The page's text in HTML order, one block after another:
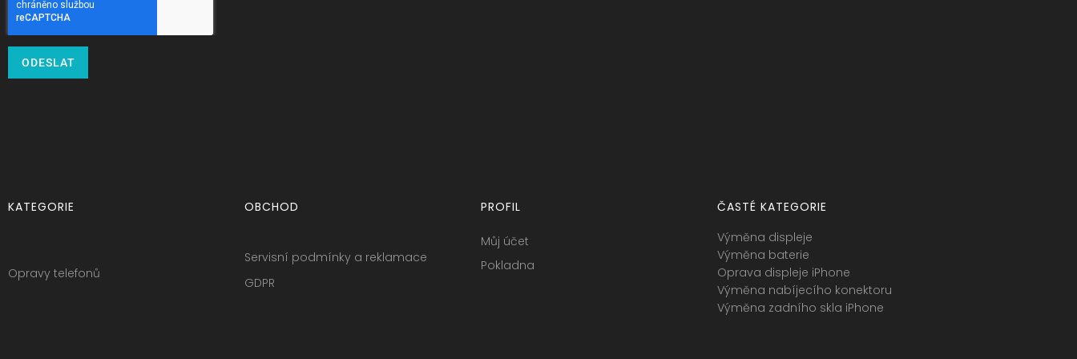
ODESLAT
KATEGORIE
Opravy telefonů
OBCHOD
Servisní podmínky a reklamace
GDPR
PROFIL
Můj účet
Pokladna
ČASTÉ KATEGORIE
Výměna displeje
Výměna baterie
Oprava displeje iPhone
Výměna nabíjecího konektoru
Výměna zadního skla iPhone